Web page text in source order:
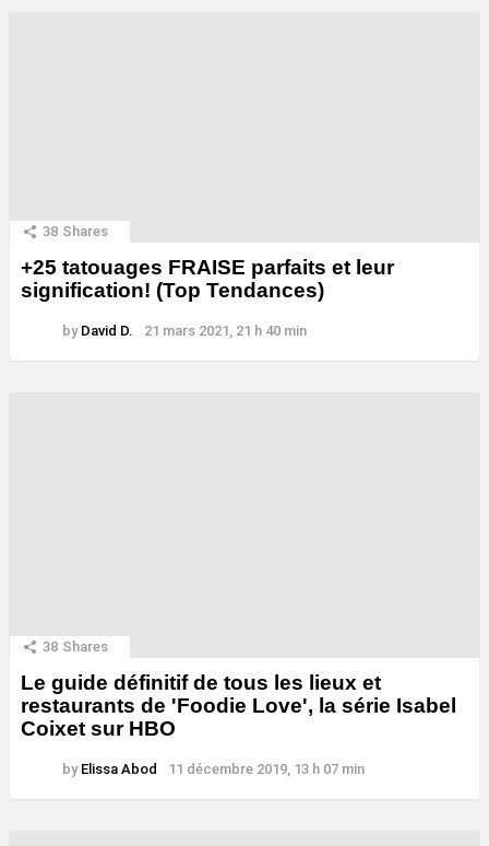
38 Shares
+25 tatouages ​​FRAISE parfaits et leur
signification! (Top Tendances)
by David D. 21 mars 2021, 21 h 40 min
38 Shares
Le guide définitif de tous les lieux et
restaurants de 'Foodie Love', la série Isabel
Coixet sur HBO
by Elissa Abod 11 décembre 2019, 13 h 07 min